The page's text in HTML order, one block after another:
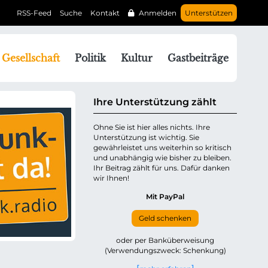
Unterstützen
Anmelden
Kontakt
Suche
RSS-Feed
Gesellschaft Politik Kultur Gastbeiträge
Ihre Unterstützung zählt
Ohne Sie ist hier alles nichts. Ihre
Unterstützung ist wichtig. Sie
gewährleistet uns weiterhin so kritisch
und unabhängig wie bisher zu bleiben.
Ihr Beitrag zählt für uns. Dafür danken
wir Ihnen!
Mit PayPal
Geld schenken
oder per Banküberweisung
(Verwendungszweck: Schenkung)